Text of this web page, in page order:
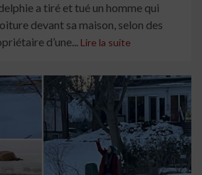
a tiré et tué un homme qui
devant sa maison, selon des
d’une... Lire la suite